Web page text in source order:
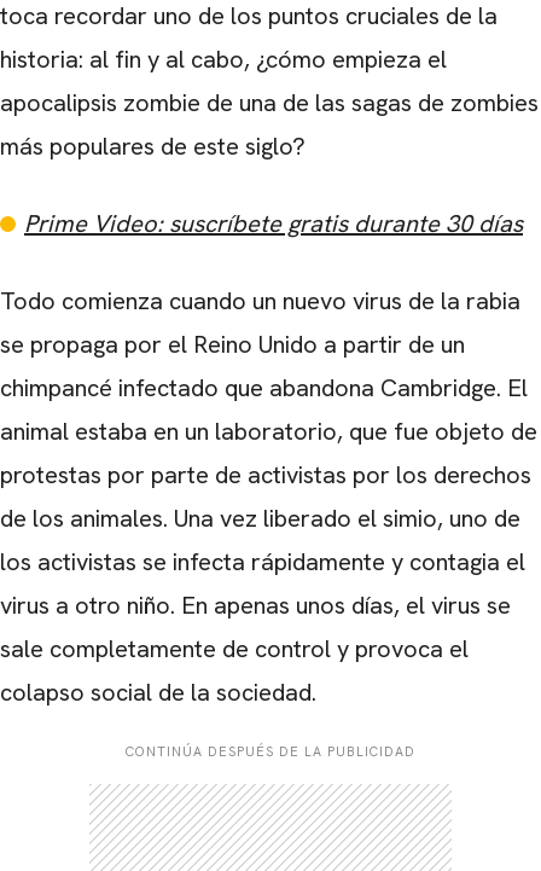
toca recordar uno de los puntos cruciales de la
historia: al fin y al cabo, ¿cómo empieza el
apocalipsis zombie de una de las sagas de zombies
más populares de este siglo?
Prime Video: suscríbete gratis durante 30 días
Todo comienza cuando un nuevo virus de la rabia
se propaga por el Reino Unido a partir de un
chimpancé infectado que abandona Cambridge. El
animal estaba en un laboratorio, que fue objeto de
protestas por parte de activistas por los derechos
de los animales. Una vez liberado el simio, uno de
los activistas se infecta rápidamente y contagia el
virus a otro niño. En apenas unos días, el virus se
sale completamente de control y provoca el
colapso social de la sociedad.
CONTINÚA DESPUÉS DE LA PUBLICIDAD